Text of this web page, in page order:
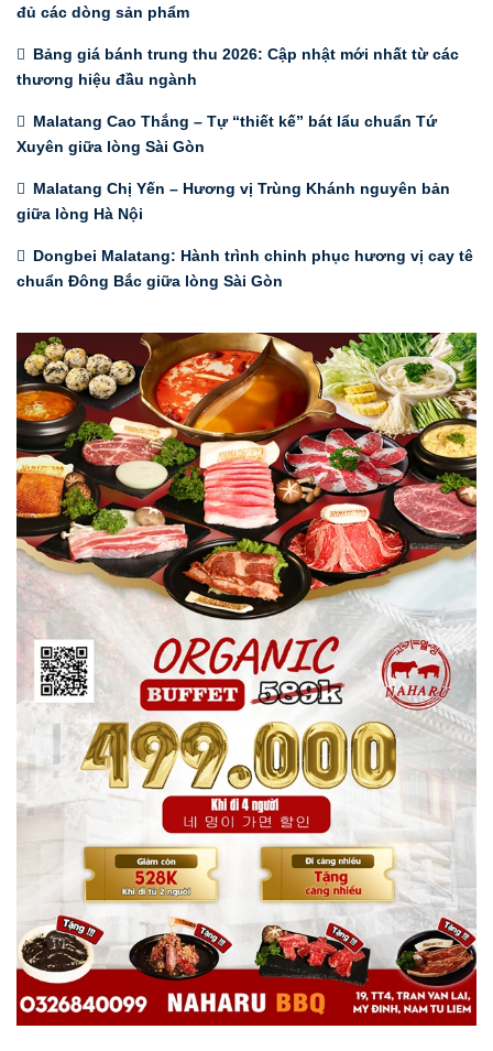
đủ các dòng sản phẩm
Bảng giá bánh trung thu 2026: Cập nhật mới nhất từ các
thương hiệu đầu ngành
Malatang Cao Thắng – Tự “thiết kế” bát lẩu chuẩn Tứ
Xuyên giữa lòng Sài Gòn
Malatang Chị Yến – Hương vị Trùng Khánh nguyên bản
giữa lòng Hà Nội
Dongbei Malatang: Hành trình chinh phục hương vị cay tê
chuẩn Đông Bắc giữa lòng Sài Gòn